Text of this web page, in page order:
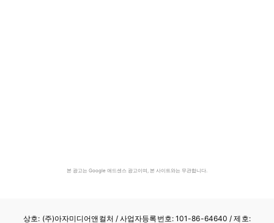
본 광고는 Google 애드센스 광고이며, 본 사이트와는 무관합니다.
상호: (주)아자미디어앤컬처 /사업자등록번호: 101-86-64640 / 제호: